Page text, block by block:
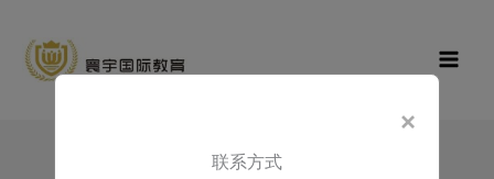
content
育
×
联系方式